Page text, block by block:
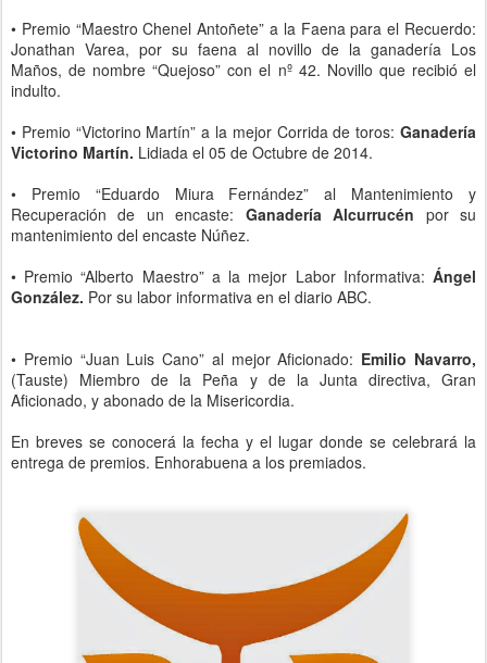
• Premio “Maestro Chenel Antoñete” a la Faena para el Recuerdo:
Jonathan Varea, por su faena al novillo de la ganadería Los
Maños, de nombre “Quejoso” con el nº 42. Novillo que recibió el
indulto.
• Premio “Victorino Martín” a la mejor Corrida de toros: Ganadería
Victorino Martín. Lidiada el 05 de Octubre de 2014.
• Premio “Eduardo Miura Fernández” al Mantenimiento y
Recuperación de un encaste: Ganadería Alcurrucén por su
mantenimiento del encaste Núñez.
• Premio “Alberto Maestro” a la mejor Labor Informativa: Ángel
González. Por su labor informativa en el diario ABC.
• Premio “Juan Luis Cano” al mejor Aficionado: Emilio Navarro,
(Tauste) Miembro de la Peña y de la Junta directiva, Gran
Aficionado, y abonado de la Misericordia.
En breves se conocerá la fecha y el lugar donde se celebrará la
entrega de premios. Enhorabuena a los premiados.